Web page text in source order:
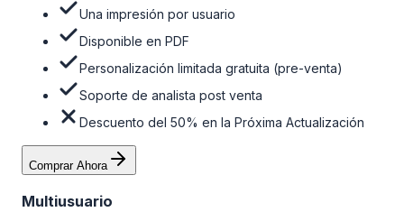
Una impresión por usuario
Disponible en PDF
Personalización limitada gratuita (pre-venta)
Soporte de analista post venta
Descuento del 50% en la Próxima Actualización
Comprar Ahora
Multiusuario